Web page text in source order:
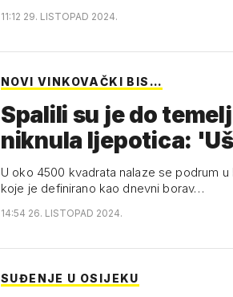
11:12 29. LISTOPAD 2024.
NOVI VINKOVAČKI BIS…
Spalili su je do
niknula ljepotica:
U oko 4500 kvadrata nalaze se podrum
koje je definirano kao dnevni borav…
14:54 26. LISTOPAD 2024.
SUĐENJE U OSIJEKU